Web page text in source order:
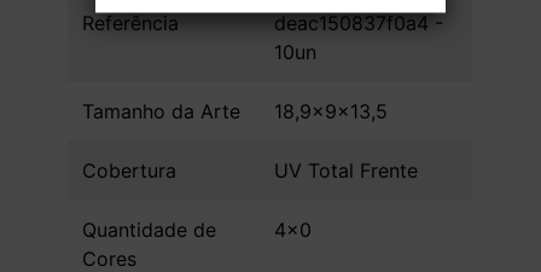
Referência
deac150837f0a4 -
10un
Tamanho da Arte 18,9x9x13,5
Cobertura UV Total Frente
Quantidade de
Cores
4x0